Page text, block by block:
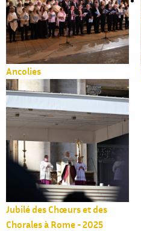
Ancolies
Jubilé des Chœurs et des
Chorales à Rome - 2025